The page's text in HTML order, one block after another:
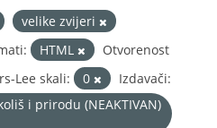
velike zvijeri
HTML
Otvorenost
Lee skali:
0
Izdavači:
i prirodu (NEAKTIVAN)